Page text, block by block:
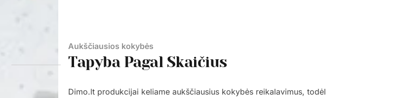
Aukščiausios kokybės
Tapyba Pagal Skaičius
Dimo.lt produkcijai keliame aukščiausius kokybės reikalavimus, todėl